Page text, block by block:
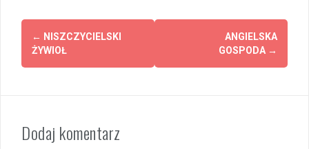
Post
navigation
← NISZCZYCIELSKI
ŻYWIOŁ
ANGIELSKA
GOSPODA →
Dodaj komentarz